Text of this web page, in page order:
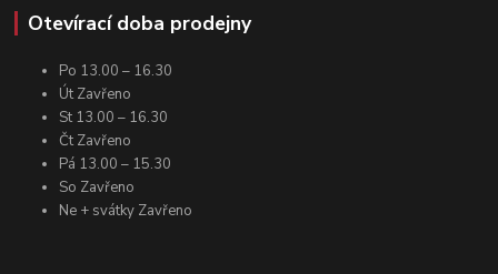
Otevírací doba prodejny
Po 13.00 – 16.30
Út Zavřeno
St 13.00 – 16.30
Čt Zavřeno
Pá 13.00 – 15.30
So Zavřeno
Ne + svátky Zavřeno